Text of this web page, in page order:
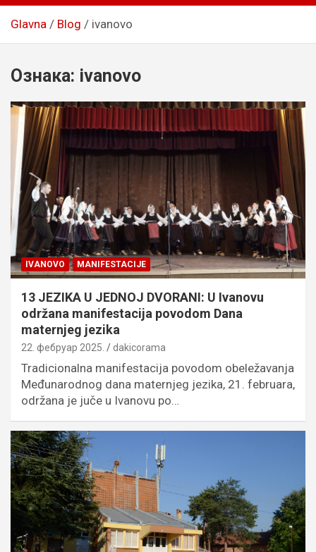
Glavna Blog ivanovo
Ознака: ivanovo
IVANOVO MANIFESTACIJE
13 JEZIKA U JEDNOJ DVORANI: U Ivanovu
održana manifestacija povodom Dana
maternjeg jezika
22. фебруар 2025. dakicorama
Tradicionalna manifestacija povodom obeležavanja
Međunarodnog dana maternjeg jezika, 21. februara,
održana je juče u Ivanovu po…